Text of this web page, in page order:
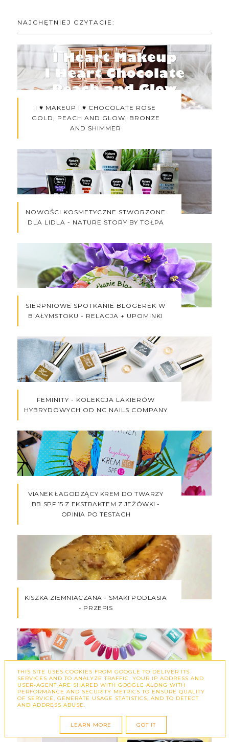
NAJCHĘTNIEJ CZYTACIE:
I ♥ MAKEUP I ♥ CHOCOLATE ROSE
GOLD, PEACH AND GLOW, BRONZE
AND SHIMMER
NOWOŚCI KOSMETYCZNE STWORZONE
DLA LIDLA - NATURE STORY BY TOŁPA
SIERPNIOWE SPOTKANIE BLOGEREK W
BIAŁYMSTOKU - RELACJA + UPOMINKI
FEMINITY - KOLEKCJA LAKIERÓW
HYBRYDOWYCH OD NC NAILS COMPANY
VIANEK ŁAGODZĄCY KREM DO TWARZY
BB SPF 15 Z EKSTRAKTEM Z JEŻÓWKI -
OPINIA PO TESTACH
KISZKA ZIEMNIACZANA - SMAKI PODLASIA
- PRZEPIS
PRZYWOŁAJ LATO Z LAKIERAMI
HYBRYDOWYMI HI HYBRID I KOLEKCJĄ
THIS SITE USES COOKIES FROM GOOGLE TO DELIVER ITS
SERVICES AND TO ANALYZE TRAFFIC. YOUR IP ADDRESS AND
USER-AGENT ARE SHARED WITH GOOGLE ALONG WITH
PERFORMANCE AND SECURITY METRICS TO ENSURE QUALITY
OF SERVICE, GENERATE USAGE STATISTICS, AND TO DETECT
AND ADDRESS ABUSE.
LEARN MORE GOT IT